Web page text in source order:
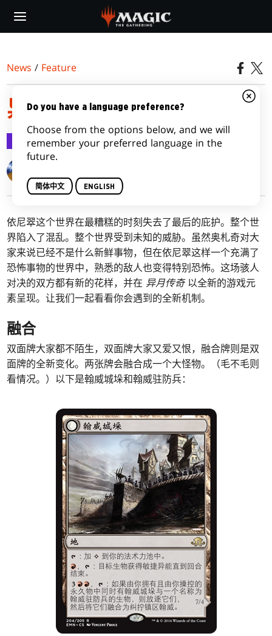
main
News / Feature
异月传奇机制
Feature 2016-06-27
依尼翠这个世界在最糟糕的时刻失去了最后的庇护。整个世
界陷入了混乱。整个世界受到未知的威胁。虽然奥札奇对大
家来说已经不是什么新鲜事物，但在依尼翠这样一个充满了
恐怖事物的世界中，熟悉的敌人也变得特别恐怖。这场骇人
对决的双方都有新的花样，并在 异月传奇以全新的游戏元
素呈现。让我们一起看看你会遇到的全新机制。
融合
双面牌大家都不陌生，双面牌大家又爱又恨，融合牌则是双
面牌的全新变化。两张牌会融合成一个大怪物。（毛不毛则
看情况。）以下是翰威城垛和翰威驻防兵：
Do you have a language preference?
Choose from the options below, and we will
remember your preferred language in the
future.
简体中文 ENGLISH